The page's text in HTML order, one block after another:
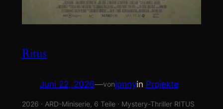
Ritus
Juni 22, 2026—vonjonnyin Projekte
2026 · ARD-Miniserie, 6 Teile · Mystery-Thriller RITUS